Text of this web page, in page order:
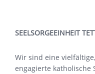
SEELSORGEEINHEIT
Wir sind eine
engagierte katholische